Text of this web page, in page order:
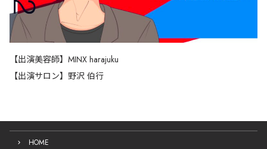
【出演美容師】MINX harajuku
【出演サロン】野沢 伯行
HOME